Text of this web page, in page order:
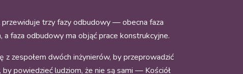
przewiduje trzy fazy odbudowy — obecna faza
faza odbudowy ma objąć prace konstrukcyjne.
zespołem dwóch inżynierów, by przeprowadzić
powiedzieć ludziom, że nie są sami — Kościół